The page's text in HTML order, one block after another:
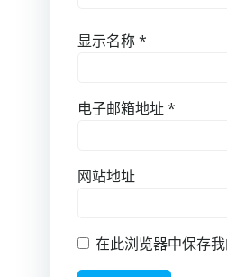
显示名称*
电子邮箱地址*
网站地址
在此浏览器中保存